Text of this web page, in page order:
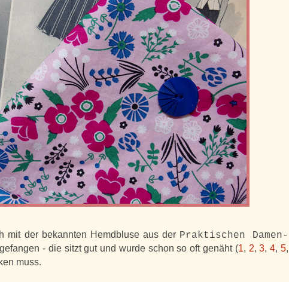
mit der bekannten Hemdbluse aus der Praktischen Damen-
- die sitzt gut und wurde schon so oft genäht (1, 2,3,4,5,
muss.